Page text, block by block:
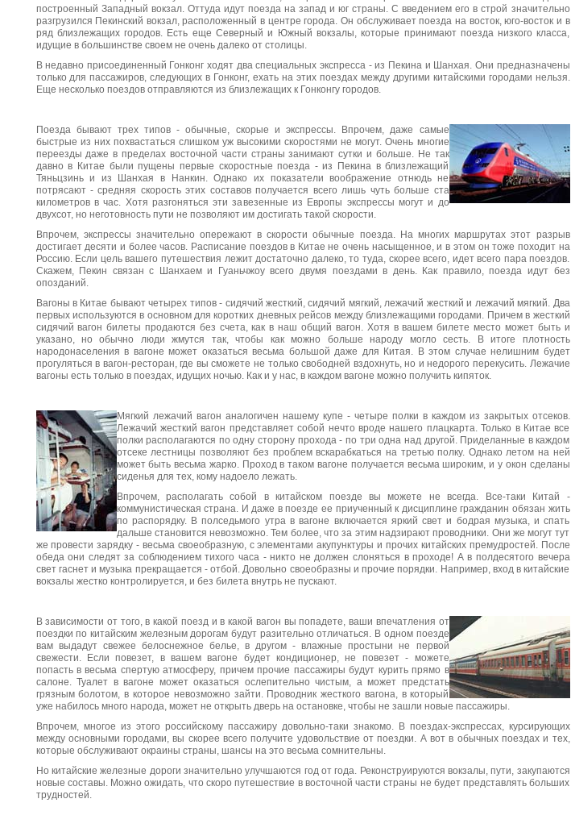
построенный Западный вокзал. Оттуда идут поезда на запад и юг страны. С введением его в строй значительно
разгрузился Пекинский вокзал, расположенный в центре города. Он обслуживает поезда на восток, юго-восток и в
ряд близлежащих городов. Есть еще Северный и Южный вокзалы, которые принимают поезда низкого класса,
идущие в большинстве своем не очень далеко от столицы.
В недавно присоединенный Гонконг ходят два специальных экспресса - из Пекина и Шанхая. Они предназначены
только для пассажиров, следующих в Гонконг, ехать на этих поездах между другими китайскими городами нельзя.
Еще несколько поездов отправляются из близлежащих к Гонконгу городов.
Поезда бывают трех типов - обычные, скорые и экспрессы. Впрочем, даже самые
быстрые из них похвастаться слишком уж высокими скоростями не могут. Очень многие
переезды даже в пределах восточной части страны занимают сутки и больше. Не так
давно в Китае были пущены первые скоростные поезда - из Пекина в близлежащий
Тяньцзинь и из Шанхая в Нанкин. Однако их показатели воображение отнюдь не
потрясают - средняя скорость этих составов получается всего лишь чуть больше ста
километров в час. Хотя разгоняться эти завезенные из Европы экспрессы могут и до
двухсот, но неготовность пути не позволяют им достигать такой скорости.
Впрочем, экспрессы значительно опережают в скорости обычные поезда. На многих маршрутах этот разрыв
достигает десяти и более часов. Расписание поездов в Китае не очень насыщенное, и в этом он тоже походит на
Россию. Если цель вашего путешествия лежит достаточно далеко, то туда, скорее всего, идет всего пара поездов.
Скажем, Пекин связан с Шанхаем и Гуаньчжоу всего двумя поездами в день. Как правило, поезда идут без
опозданий.
Вагоны в Китае бывают четырех типов - сидячий жесткий, сидячий мягкий, лежачий жесткий и лежачий мягкий. Два
первых используются в основном для коротких дневных рейсов между близлежащими городами. Причем в жесткий
сидячий вагон билеты продаются без счета, как в наш общий вагон. Хотя в вашем билете место может быть и
указано, но обычно люди жмутся так, чтобы как можно больше народу могло сесть. В итоге плотность
народонаселения в вагоне может оказаться весьма большой даже для Китая. В этом случае нелишним будет
прогуляться в вагон-ресторан, где вы сможете не только свободней вздохнуть, но и недорого перекусить. Лежачие
вагоны есть только в поездах, идущих ночью. Как и у нас, в каждом вагоне можно получить кипяток.
Мягкий лежачий вагон аналогичен нашему купе - четыре полки в каждом из закрытых отсеков.
Лежачий жесткий вагон представляет собой нечто вроде нашего плацкарта. Только в Китае все
полки располагаются по одну сторону прохода - по три одна над другой. Приделанные в каждом
отсеке лестницы позволяют без проблем вскарабкаться на третью полку. Однако летом на ней
может быть весьма жарко. Проход в таком вагоне получается весьма широким, и у окон сделаны
сиденья для тех, кому надоело лежать.
Впрочем, располагать собой в китайском поезде вы можете не всегда. Все-таки Китай -
коммунистическая страна. И даже в поезде ее приученный к дисциплине гражданин обязан жить
по распорядку. В полседьмого утра в вагоне включается яркий свет и бодрая музыка, и спать
дальше становится невозможно. Тем более, что за этим надзирают проводники. Они же могут тут
же провести зарядку - весьма своеобразную, с элементами акупунктуры и прочих китайских премудростей. После
обеда они следят за соблюдением тихого часа - никто не должен слоняться в проходе! А в полдесятого вечера
свет гаснет и музыка прекращается - отбой. Довольно своеобразны и прочие порядки. Например, вход в китайские
вокзалы жестко контролируется, и без билета внутрь не пускают.
В зависимости от того, в какой поезд и в какой вагон вы попадете, ваши впечатления от
поездки по китайским железным дорогам будут разительно отличаться. В одном поезде
вам выдадут свежее белоснежное белье, в другом - влажные простыни не первой
свежести. Если повезет, в вашем вагоне будет кондиционер, не повезет - можете
попасть в весьма спертую атмосферу, причем прочие пассажиры будут курить прямо в
салоне. Туалет в вагоне может оказаться ослепительно чистым, а может предстать
грязным болотом, в которое невозможно зайти. Проводник жесткого вагона, в который
уже набилось много народа, может не открыть дверь на остановке, чтобы не зашли новые пассажиры.
Впрочем, многое из этого российскому пассажиру довольно-таки знакомо. В поездах-экспрессах, курсирующих
между основными городами, вы скорее всего получите удовольствие от поездки. А вот в обычных поездах и тех,
которые обслуживают окраины страны, шансы на это весьма сомнительны.
Но китайские железные дороги значительно улучшаются год от года. Реконструируются вокзалы, пути, закупаются
новые составы. Можно ожидать, что скоро путешествие в восточной части страны не будет представлять больших
трудностей.